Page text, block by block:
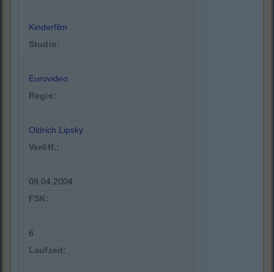
Kinderfilm
Studio:
Eurovideo
Regie:
Oldrich Lipsky
Veröff.:
08.04.2004
FSK:
6
Laufzeit: